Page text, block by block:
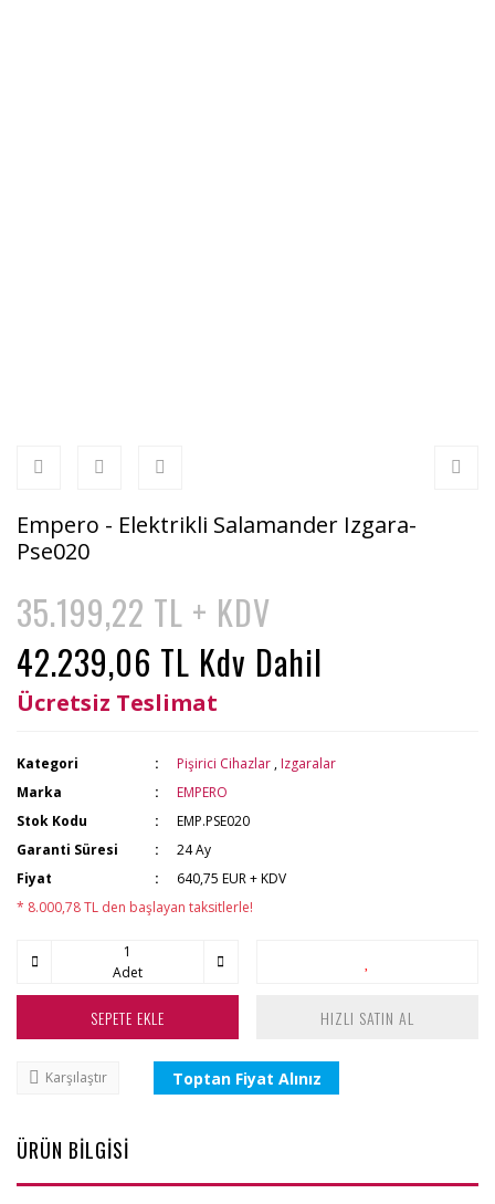
Empero - Elektrikli Salamander Izgara-
Pse020
35.199,22 TL + KDV
42.239,06 TL Kdv Dahil
Ücretsiz Teslimat
Kategori Pişirici Cihazlar , Izgaralar
Marka
EMPERO
Stok Kodu
EMP.PSE020
Garanti Süresi
24 Ay
Fiyat
640,75 EUR + KDV
* 8.000,78 TL den başlayan taksitlerle!
Adet
SEPETE EKLE HIZLI SATIN AL
Karşılaştır Toptan Fiyat Alınız
ÜRÜN BİLGİSİ